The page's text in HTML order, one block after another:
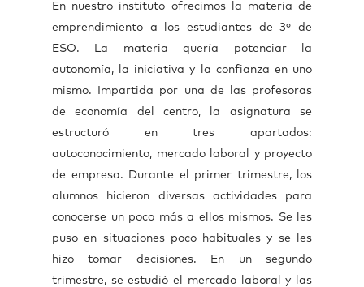
En nuestro instituto ofrecimos la materia de
emprendimiento a los estudiantes de 3º de
ESO. La materia quería potenciar la
autonomía, la iniciativa y la confianza en uno
mismo. Impartida por una de las profesoras
de economía del centro, la asignatura se
estructuró en tres apartados:
autoconocimiento, mercado laboral y proyecto
de empresa. Durante el primer trimestre, los
alumnos hicieron diversas actividades para
conocerse un poco más a ellos mismos. Se les
puso en situaciones poco habituales y se les
hizo tomar decisiones. En un segundo
trimestre, se estudió el mercado laboral y las